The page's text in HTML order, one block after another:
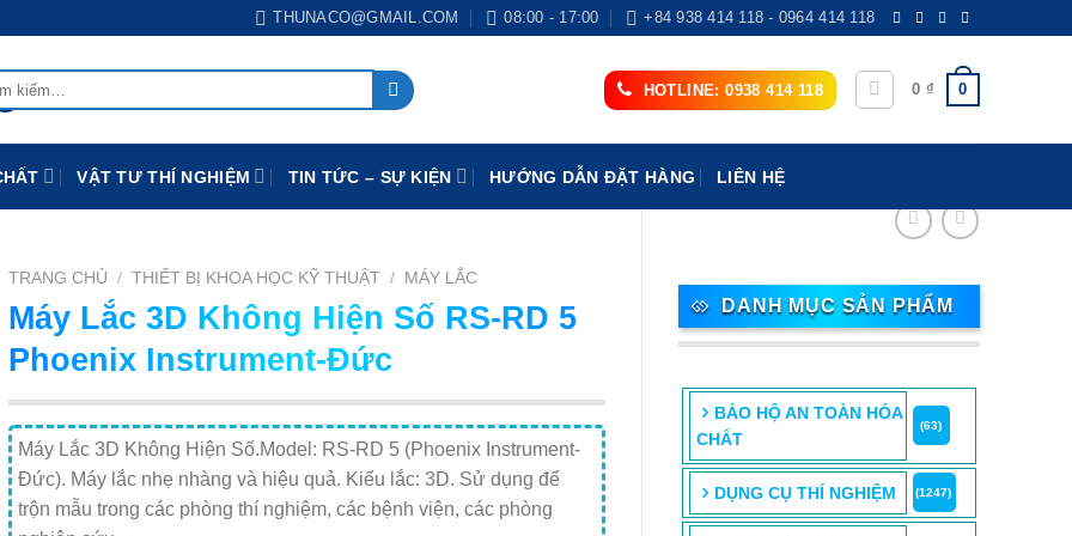
THUNACO@GMAIL.COM 08:00 - 17:00 +84 938 414 118 - 0964 414 118
HOTLINE: 0938 414 118 0 ₫ 0
VẬT TƯ THÍ NGHIỆM TIN TỨC – SỰ KIỆN HƯỚNG DẪN ĐẶT HÀNG LIÊN HỆ
DANH MỤC SẢN PHẨM
BẢO HỘ AN TOÀN HÓA
CHẤT
(63)
DỤNG CỤ THÍ NGHIỆM (1247)
TRANG CHỦ / THIẾT BỊ KHOA HỌC KỸ THUẬT / MÁY LẮC
Máy Lắc 3D Không Hiện Số RS-RD 5
Phoenix Instrument-Đức
Máy Lắc 3D Không Hiện Số.Model: RS-RD 5 (Phoenix Instrument-
Đức). Máy lắc nhẹ nhàng và hiệu quả. Kiểu lắc: 3D. Sử dụng để
trộn mẫu trong các phòng thí nghiệm, các bệnh viện, các phòng